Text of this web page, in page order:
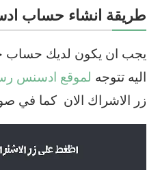
طريقة انشاء حساب
يجب ان يكون لديك حساب
اليه تتوجه لموقع ادسنس
زر الاشراك الان كما في